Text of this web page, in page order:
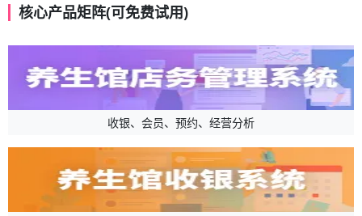
核心产品矩阵(可免费试用)
收银、会员、预约、经营分析